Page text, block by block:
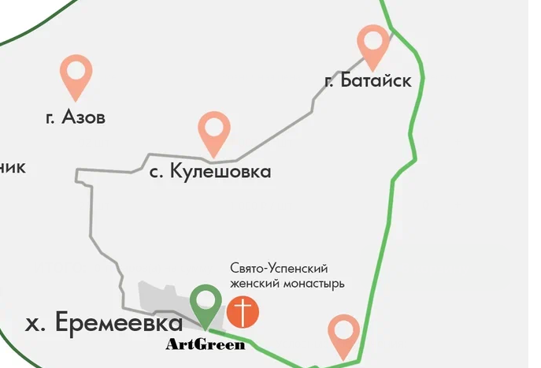
Наличие Количество
1 000 ₽ / шт
-
0 товаров(а) на сумму 0 ₽
Условные обозначения: